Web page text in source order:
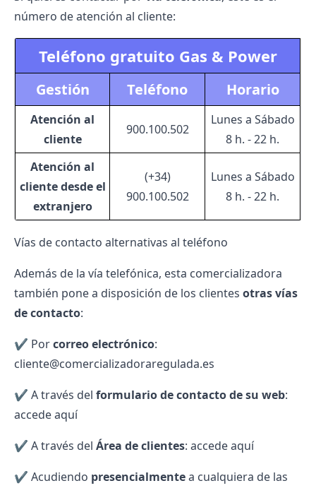
número de atención al cliente:
Teléfono gratuito Gas & Power
Gestión Teléfono Horario
Atención al
cliente
900.100.502
Lunes a Sábado
8 h. - 22 h.
Atención al
cliente desde el
extranjero
(+34)
900.100.502
Lunes a Sábado
8 h. - 22 h.
Vías de contacto alternativas al teléfono
Además de la vía telefónica, esta comercializadora
también pone a disposición de los clientes otras vías
de contacto:
✔️ Porcorreo electrónico:
cliente@comercializadoraregulada.es
✔️ A través del formulario de contacto de su web:
accedeaquí
✔️ A través del Área de clientes: accedeaquí
✔️ Acudiendo presencialmentea cualquiera de las